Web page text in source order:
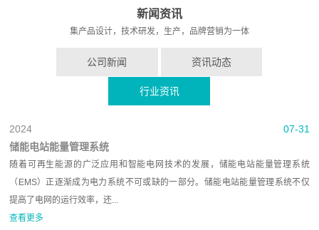
新闻资讯
集产品设计，技术研发，生产，品牌营销为一体
公司新闻 资讯动态
行业资讯
07-31
2024
储能电站能量管理系统
随着可再生能源的广泛应用和智能电网技术的发展，储能电站能量管理系统
（EMS）正逐渐成为电力系统不可或缺的一部分。储能电站能量管理系统不仅
提高了电网的运行效率，还...
查看更多